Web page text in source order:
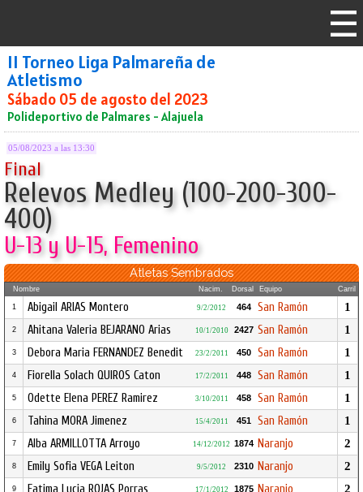
II Torneo Liga Palmareña de
Atletismo
Sábado 05 de agosto del 2023
Polideportivo de Palmares - Alajuela
05/08/2023 a las 13:30
Final
Relevos Medley (100-200-300-
400)
U-13 y U-15, Femenino
Atletas Sembrados
Nombre Nacim. Dorsal Equipo Carril
1 Abigail ARIAS Montero 9/2/2012 464 San Ramón 1
2 Ahitana Valeria BEJARANO Arias 10/1/2010 2427 San Ramón 1
3 Debora Maria FERNANDEZ Benedit 23/2/2011 450 San Ramón 1
4 Fiorella Solach QUIROS Caton 17/2/2011 448 San Ramón 1
5 Odette Elena PEREZ Ramirez 3/10/2011 458 San Ramón 1
6 Tahina MORA Jimenez 15/4/2011 451 San Ramón 1
7 Alba ARMILLOTTA Arroyo 14/12/2012 1874 Naranjo 2
8 Emily Sofia VEGA Leiton 9/5/2012 2310 Naranjo 2
9 Fatima Lucia ROJAS Porras 17/1/2012 1875 Naranjo 2